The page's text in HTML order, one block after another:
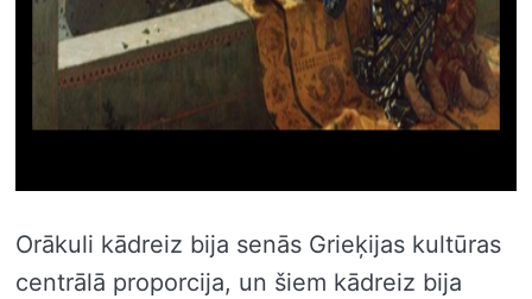
Orākuli kādreiz bija senās Grieķijas kultūras
centrālā proporcija, un šiem kādreiz bija